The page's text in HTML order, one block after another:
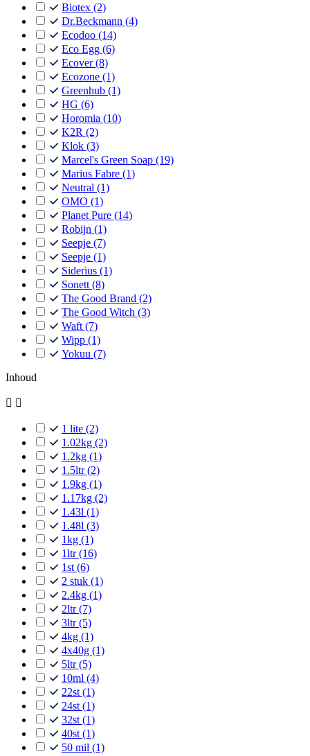
Biotex (2)
Dr.Beckmann (4)
Ecodoo (14)
Eco Egg (6)
Ecover(8)
Ecozone (1)
Greenhub (1)
HG (6)
Horomia (10)
K2R (2)
Klok (3)
Marcel's Green Soap (19)
Marius Fabre (1)
Neutral (1)
OMO (1)
Planet Pure (14)
Robijn (1)
Seepje (7)
Seepje (1)
Siderius (1)
Sonett (8)
The Good Brand (2)
The Good Witch (3)
Waft (7)
Wipp (1)
Yokuu (7)
Inhoud
 
1 lite (2)
1.02kg (2)
1.2kg (1)
1.5ltr(2)
1.9kg (1)
1.17kg (2)
1.43l (1)
1.48l (3)
1kg (1)
1ltr(16)
1st (6)
2 stuk (1)
2.4kg (1)
2ltr(7)
3ltr(5)
4kg (1)
4x40g (1)
5ltr(5)
10ml (4)
22st (1)
24st (1)
32st (1)
40st (1)
50 mil (1)